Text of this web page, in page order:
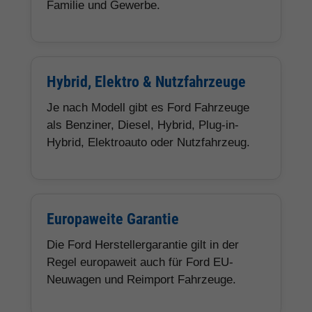
Familie und Gewerbe.
Hybrid, Elektro & Nutzfahrzeuge
Je nach Modell gibt es Ford Fahrzeuge
als Benziner, Diesel, Hybrid, Plug-in-
Hybrid, Elektroauto oder Nutzfahrzeug.
Europaweite Garantie
Die Ford Herstellergarantie gilt in der
Regel europaweit auch für Ford EU-
Neuwagen und Reimport Fahrzeuge.